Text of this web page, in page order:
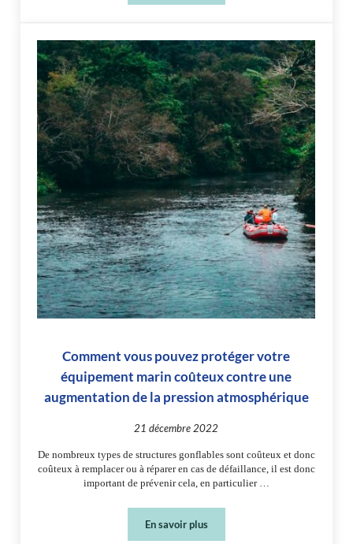
Comment vous pouvez protéger votre
équipement marin coûteux contre une
augmentation de la pression atmosphérique
21 décembre 2022
De nombreux types de structures gonflables sont coûteux et donc
coûteux à remplacer ou à réparer en cas de défaillance, il est donc
important de prévenir cela, en particulier …
En savoir plus
Comment vous pouvez protéger votre